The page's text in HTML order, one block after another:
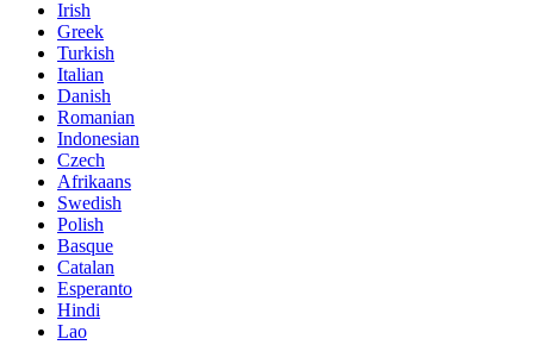
Irish
Greek
Turkish
Italian
Danish
Romanian
Indonesian
Czech
Afrikaans
Swedish
Polish
Basque
Catalan
Esperanto
Hindi
Lao